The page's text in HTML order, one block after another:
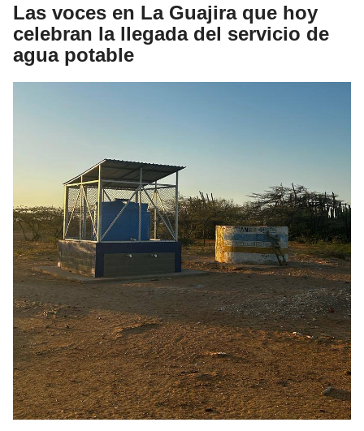
Las voces en La Guajira que hoy
celebran la llegada del servicio de
agua potable